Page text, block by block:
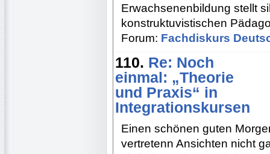
Erwachsenenbildung stellt
konstruktuvistischen
Forum: Fachdiskurs
110. Re: Noch
einmal: „Theorie
und Praxis“ in
Integrationskursen
Einen schönen guten
vertretenn Ansichten nicht